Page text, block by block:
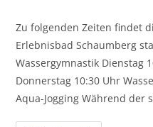
Zu folgenden Zeiten findet
Erlebnisbad Schaumberg
Wassergymnastik Dienstag
Donnerstag 10:30 Uhr
Aqua-Jogging Während der